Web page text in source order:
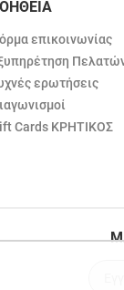
επικοινωνίας
ερωτήσεις
Cards ΚΡΗΤΙΚΟΣ